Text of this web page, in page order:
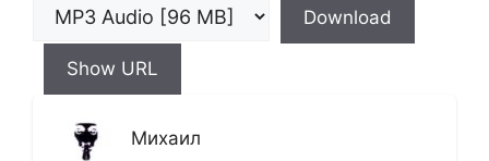
Download
Show URL
Михаил